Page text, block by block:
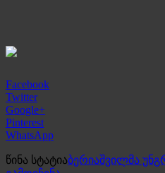
Facebook
Twitter
Google+
Pinterest
WhatsApp
წინა სტატიაბერიაშვილმა